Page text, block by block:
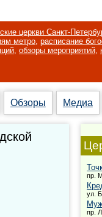
церкви Санкт-
метро, расписание
, обзоры мероприятий,
Обзоры Медиа
пр.
ул.
пр.